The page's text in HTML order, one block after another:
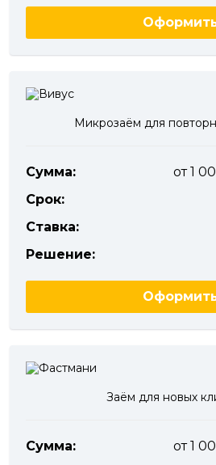
Микрозаём для
Сумма:
от 1
Срок:
Ставка:
Решение:
Заём для новых
Сумма:
от 1